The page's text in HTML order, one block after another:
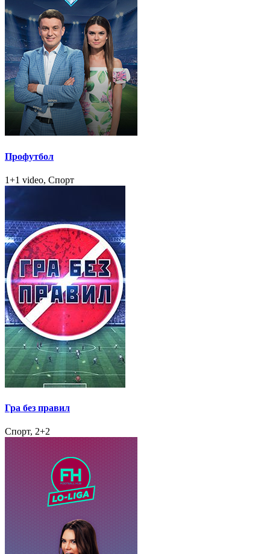
Профутбол
1+1 video, Спорт
Гра без правил
Спорт, 2+2